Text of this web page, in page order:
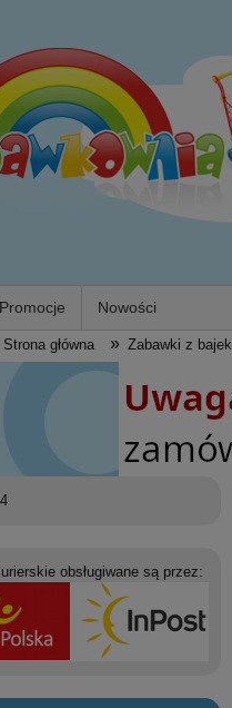
Promocje Nowości
Strona główna » Zabawki z
obsługiwane są przez: